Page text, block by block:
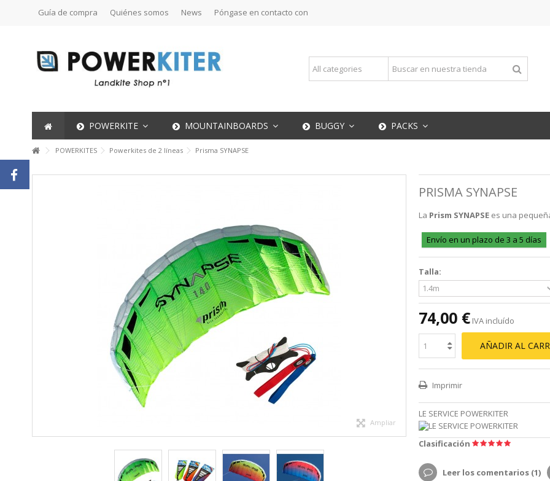
Guía de compra Quiénes somos News Póngase en contacto con
POWERKITE MOUNTAINBOARDS BUGGY PACKS
POWERKITES Powerkites de 2 líneas Prisma SYNAPSE
Ampliar
PRISMA SYNAPSE
La Prism SYNAPSE es una
Envío en un plazo de 3 a 5 días
Talla:
74,00 € IVA incluído
AÑADIR AL
Imprimir
LE SERVICE POWERKITER
Clasificación
Leer los comentarios (1)